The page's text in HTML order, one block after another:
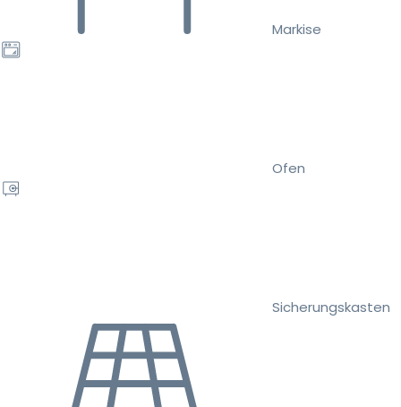
Markise
Ofen
Sicherungskasten